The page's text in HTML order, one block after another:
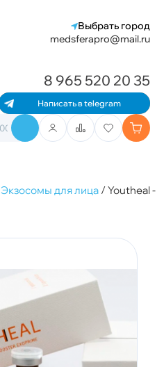
Выбрать город
medsferapro@mail.ru
Написать в telegram
8 965 520 20 35
Экзосомы для лица /Youtheal -